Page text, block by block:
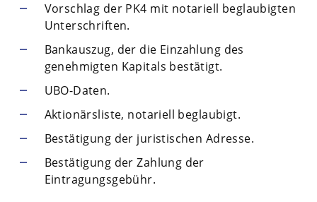
Vorschlag der PK4 mit notariell beglaubigten
Unterschriften.
Bankauszug, der die Einzahlung des
genehmigten Kapitals bestätigt.
UBO-Daten.
Aktionärsliste, notariell beglaubigt.
Bestätigung der juristischen Adresse.
Bestätigung der Zahlung der
Eintragungsgebühr.